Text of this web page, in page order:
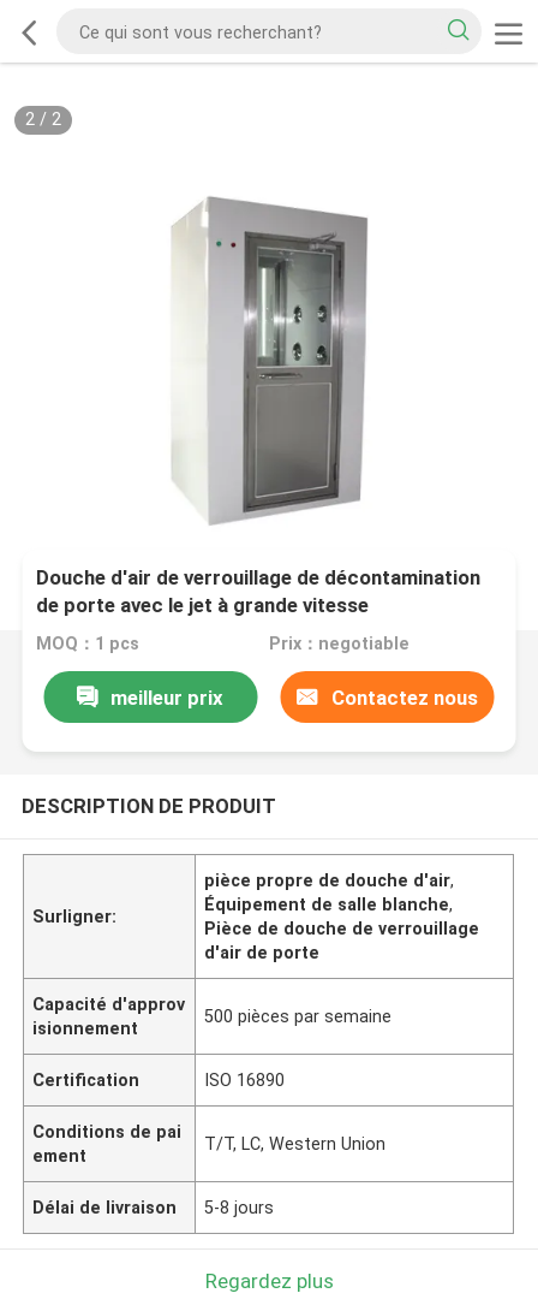
2/ 2
Douche d'air de verrouillage de décontamination
de porte avec le jet à grande vitesse
MOQ：1 pcs Prix：negotiable
meilleur prix Contactez nous
DESCRIPTION DE PRODUIT
Surligner:
pièce propre de douche d'air,
Équipement de salle blanche,
Pièce de douche de verrouillage
d'air de porte
Capacité d'approv
isionnement
500 pièces par semaine
Certification ISO 16890
Conditions de pai
ement
T/T, LC, Western Union
Délai de livraison 5-8 jours
Regardez plus